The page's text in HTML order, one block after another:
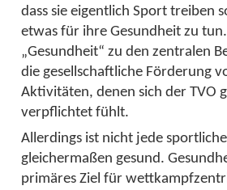
dass sie eigentlich Sport treiben
etwas für ihre Gesundheit zu
„Gesundheit“ zu den zentralen
die gesellschaftliche Förderung
Aktivitäten, denen sich der TVO
verpflichtet fühlt.
Allerdings ist nicht jede
gleichermaßen gesund.
primäres Ziel für